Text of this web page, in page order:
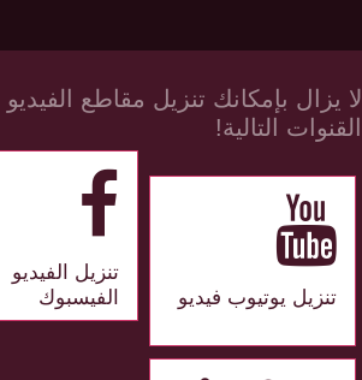
لا يزال بإمكانك تنزيل مقاطع
القنوات التالية!
تنزيل يوتيوب فيديو
تنزيل الفيديو
الفيسبوك